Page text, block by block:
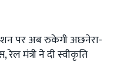
पर अब रुकेगी अछनेरा-
मंत्री ने दी स्वीकृति